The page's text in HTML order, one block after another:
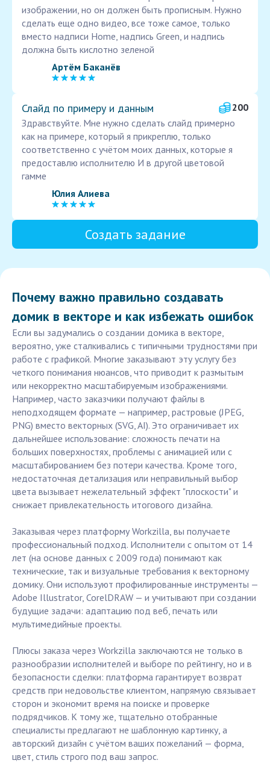
изображении, но он должен быть прописным. Нужно
сделать еще одно видео, все тоже самое, только
вместо надписи Home, надпись Green, и надпись
должна быть кислотно зеленой
Артём Баканёв
Слайд по примеру и данным
200
Здравствуйте. Мне нужно сделать слайд примерно
как на примере, который я прикреплю, только
соответственно с учётом моих данных, которые я
предоставлю исполнителю И в другой цветовой
гамме
Юлия Алиева
Создать задание
Почему важно правильно создавать
домик в векторе и как избежать ошибок
Если вы задумались о создании домика в векторе,
вероятно, уже сталкивались с типичными трудностями при
работе с графикой. Многие заказывают эту услугу без
четкого понимания нюансов, что приводит к размытым
или некорректно масштабируемым изображениями.
Например, часто заказчики получают файлы в
неподходящем формате — например, растровые (JPEG,
PNG) вместо векторных (SVG, AI). Это ограничивает их
дальнейшее использование: сложность печати на
больших поверхностях, проблемы с анимацией или с
масштабированием без потери качества. Кроме того,
недостаточная детализация или неправильный выбор
цвета вызывает нежелательный эффект "плоскости" и
снижает привлекательность итогового дизайна.
Заказывая через платформу Workzilla, вы получаете
профессиональный подход. Исполнители с опытом от 14
лет (на основе данных с 2009 года) понимают как
технические, так и визуальные требования к векторному
домику. Они используют профилированные инструменты —
Adobe Illustrator, CorelDRAW — и учитывают при создании
будущие задачи: адаптацию под веб, печать или
мультимедийные проекты.
Плюсы заказа через Workzilla заключаются не только в
разнообразии исполнителей и выборе по рейтингу, но и в
безопасности сделки: платформа гарантирует возврат
средств при недовольстве клиентом, напрямую связывает
сторон и экономит время на поиске и проверке
подрядчиков. К тому же, тщательно отобранные
специалисты предлагают не шаблонную картинку, а
авторский дизайн с учётом ваших пожеланий — форма,
цвет, стиль строго под ваш запрос.